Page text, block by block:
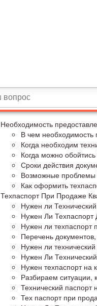
Необходимость
В чем необходимость
Когда необходим
Когда можно
Сроки действия
Возможные проблемы
Как оформить
Техпаспорт При Продаже
Нужен ли
Нужен Ли
Нужен ли техпаспорт
Перечень
Нужен ли
Нужен Ли
Нужен техпаспорт на
Разбираем ситуации,
Технический паспорт
Тех паспорт при